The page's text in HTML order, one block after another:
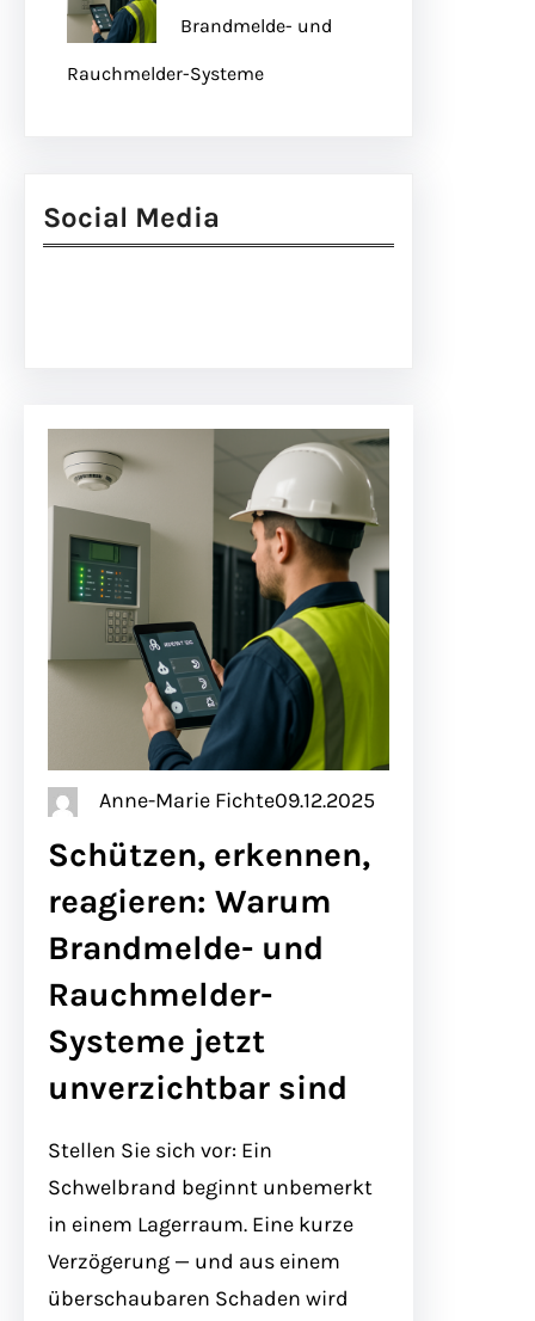
Brandmelde- und
Rauchmelder-Systeme
Social Media
Anne-Marie Fichte09.12.2025
Schützen, erkennen,
reagieren: Warum
Brandmelde- und
Rauchmelder-
Systeme jetzt
unverzichtbar sind
Stellen Sie sich vor: Ein
Schwelbrand beginnt unbemerkt
in einem Lagerraum. Eine kurze
Verzögerung — und aus einem
überschaubaren Schaden wird